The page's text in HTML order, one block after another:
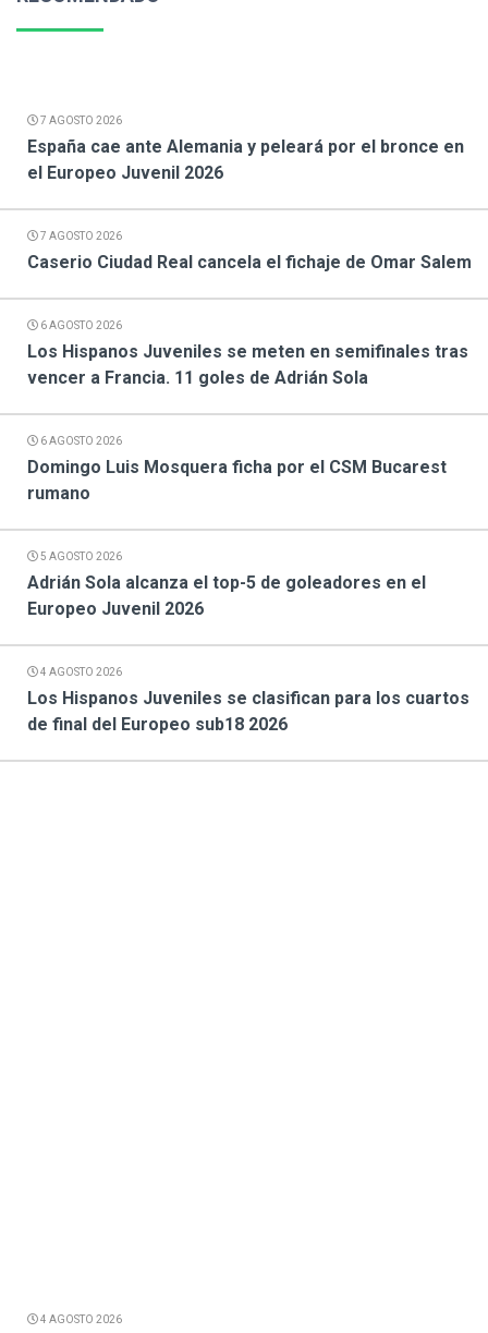
7 AGOSTO 2026
España cae ante Alemania y peleará por el bronce en
el Europeo Juvenil 2026
7 AGOSTO 2026
Caserio Ciudad Real cancela el fichaje de Omar Salem
6 AGOSTO 2026
Los Hispanos Juveniles se meten en semifinales tras
vencer a Francia. 11 goles de Adrián Sola
6 AGOSTO 2026
Domingo Luis Mosquera ficha por el CSM Bucarest
rumano
5 AGOSTO 2026
Adrián Sola alcanza el top-5 de goleadores en el
Europeo Juvenil 2026
4 AGOSTO 2026
Los Hispanos Juveniles se clasifican para los cuartos
de final del Europeo sub18 2026
4 AGOSTO 2026